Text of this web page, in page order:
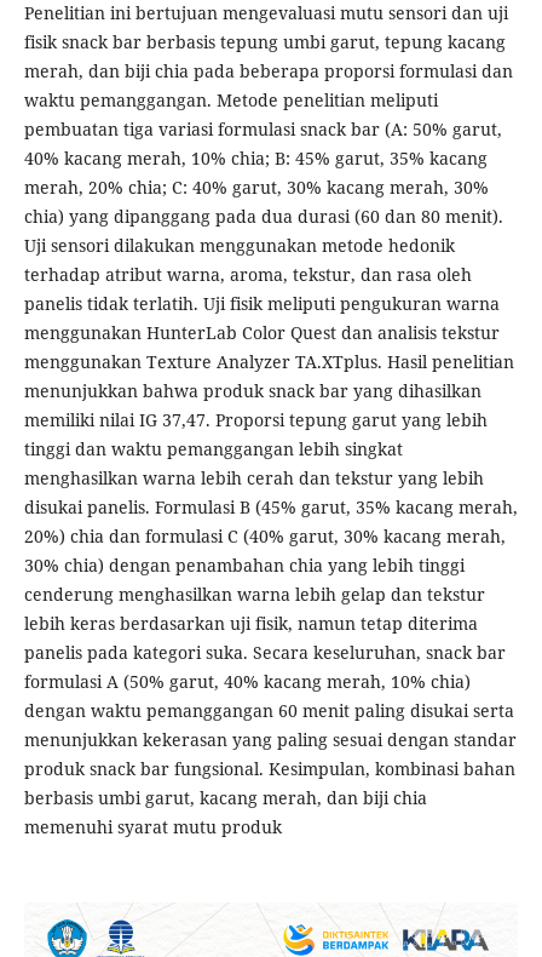
Penelitian ini bertujuan mengevaluasi mutu sensori dan uji
fisik snack bar berbasis tepung umbi garut, tepung kacang
merah, dan biji chia pada beberapa proporsi formulasi dan
waktu pemanggangan. Metode penelitian meliputi
pembuatan tiga variasi formulasi snack bar (A: 50% garut,
40% kacang merah, 10% chia; B: 45% garut, 35% kacang
merah, 20% chia; C: 40% garut, 30% kacang merah, 30%
chia) yang dipanggang pada dua durasi (60 dan 80 menit).
Uji sensori dilakukan menggunakan metode hedonik
terhadap atribut warna, aroma, tekstur, dan rasa oleh
panelis tidak terlatih. Uji fisik meliputi pengukuran warna
menggunakan HunterLab Color Quest dan analisis tekstur
menggunakan Texture Analyzer TA.XTplus. Hasil penelitian
menunjukkan bahwa produk snack bar yang dihasilkan
memiliki nilai IG 37,47. Proporsi tepung garut yang lebih
tinggi dan waktu pemanggangan lebih singkat
menghasilkan warna lebih cerah dan tekstur yang lebih
disukai panelis. Formulasi B (45% garut, 35% kacang merah,
20%) chia dan formulasi C (40% garut, 30% kacang merah,
30% chia) dengan penambahan chia yang lebih tinggi
cenderung menghasilkan warna lebih gelap dan tekstur
lebih keras berdasarkan uji fisik, namun tetap diterima
panelis pada kategori suka. Secara keseluruhan, snack bar
formulasi A (50% garut, 40% kacang merah, 10% chia)
dengan waktu pemanggangan 60 menit paling disukai serta
menunjukkan kekerasan yang paling sesuai dengan standar
produk snack bar fungsional. Kesimpulan, kombinasi bahan
berbasis umbi garut, kacang merah, dan biji chia
memenuhi syarat mutu produk